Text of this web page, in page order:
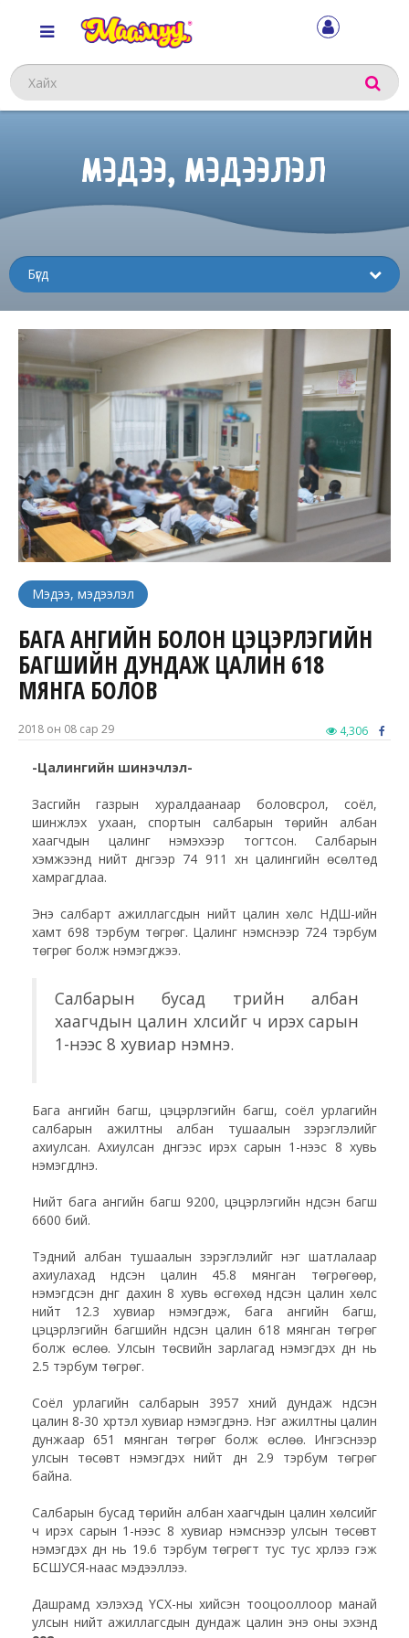
Хайх
МЭДЭЭ, МЭДЭЭЛЭЛ
Мэдээ, мэдээлэл
БАГА АНГИЙН БОЛОН ЦЭЦЭРЛЭГИЙН
БАГШИЙН ДУНДАЖ ЦАЛИН 618
МЯНГА БОЛОВ
2018 он 08 сар 29 4,306
-Цалингийн шинэчлэл-
Засгийн газрын хуралдаанаар боловсрол, соёл,
шинжлэх ухаан, спортын салбарын төрийн албан
хаагчдын цалинг нэмэхээр тогтсон. Салбарын
хэмжээнд нийт дүнгээр 74 911 хүн цалингийн өсөлтөд
хамрагдлаа.
Энэ салбарт ажиллагсдын нийт цалин хөлс НДШ-ийн
хамт 698 тэрбум төгрөг. Цалинг нэмснээр 724 тэрбум
төгрөг болж нэмэгджээ.
Салбарын бусад төрийн албан
хаагчдын цалин хөлсийг ч ирэх сарын
1-нээс 8 хувиар нэмнэ.
Бага ангийн багш, цэцэрлэгийн багш, соёл урлагийн
салбарын ажилтны албан тушаалын зэрэглэлийг
ахиулсан. Ахиулсан дүнгээс ирэх сарын 1-нээс 8 хувь
нэмэгдүүлнэ.
Нийт бага ангийн багш 9200, цэцэрлэгийн үндсэн багш
6600 бий.
Тэдний албан тушаалын зэрэглэлийг нэг шатлалаар
ахиулахад үндсэн цалин 45.8 мянган төгрөгөөр,
нэмэгдсэн дүнг дахин 8 хувь өсгөхөд үндсэн цалин хөлс
нийт 12.3 хувиар нэмэгдэж, бага ангийн багш,
цэцэрлэгийн багшийн үндсэн цалин 618 мянган төгрөг
болж өслөө. Улсын төсвийн зарлагад нэмэгдэх дүн нь
2.5 тэрбум төгрөг.
Соёл урлагийн салбарын 3957 хүний дундаж үндсэн
цалин 8-30 хүртэл хувиар нэмэгдэнэ. Нэг ажилтны цалин
дунжаар 651 мянган төгрөг болж өслөө. Ингэснээр
улсын төсөвт нэмэгдэх нийт дүн 2.9 тэрбум төгрөг
байна.
Салбарын бусад төрийн албан хаагчдын цалин хөлсийг
ч ирэх сарын 1-нээс 8 хувиар нэмснээр улсын төсөвт
нэмэгдэх дүн нь 19.6 тэрбум төгрөгт тус тус хүрлээ гэж
БСШУСЯ-наас мэдээллээ.
Дашрамд хэлэхэд ҮСХ-ны хийсэн тооцооллоор манай
улсын нийт ажиллагсдын дундаж цалин энэ оны эхэнд